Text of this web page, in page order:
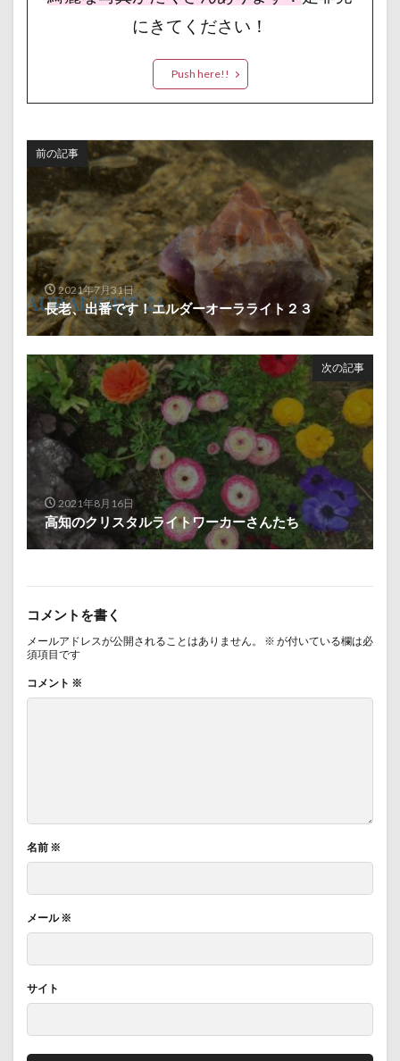
にきてください！
Push here!!
前の記事
2021年7月31日
長老、出番です！エルダーオーラライト２３
次の記事
2021年8月16日
高知のクリスタルライトワーカーさんたち
コメントを書く
メールアドレスが公開されることはありません。 ※ が付いている欄は必
須項目です
コメント ※
名前 ※
メール※
サイト